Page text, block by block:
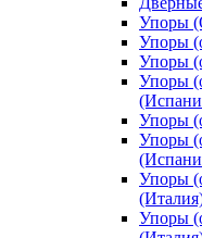
Упоры
Упоры
Упоры
Упоры
Упоры
Упоры
Упоры
Упоры